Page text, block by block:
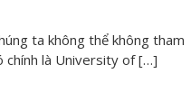
ta không thể không tham
chính là University of […]